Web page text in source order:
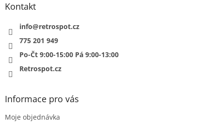
Kontakt
info@retrospot.cz
775 201 949
Po-Čt 9:00-15:00 Pá 9:00-13:00
Retrospot.cz
Informace pro vás
Moje objednávka